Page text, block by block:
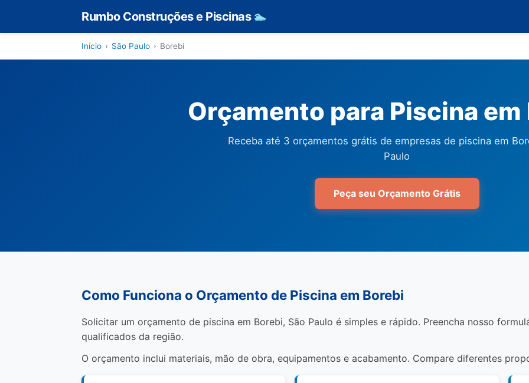
Rumbo Construções e Piscinas 🏊
Início › São Paulo › Borebi
Orçamento para Piscina em
Receba até 3 orçamentos grátis de empresas de piscina em
Paulo
Peça seu Orçamento Grátis
Como Funciona o Orçamento de Piscina em Borebi
Solicitar um orçamento de piscina em Borebi, São Paulo é simples e rápido. Preencha nosso
qualificados da região.
O orçamento inclui materiais, mão de obra, equipamentos e acabamento. Compare diferentes